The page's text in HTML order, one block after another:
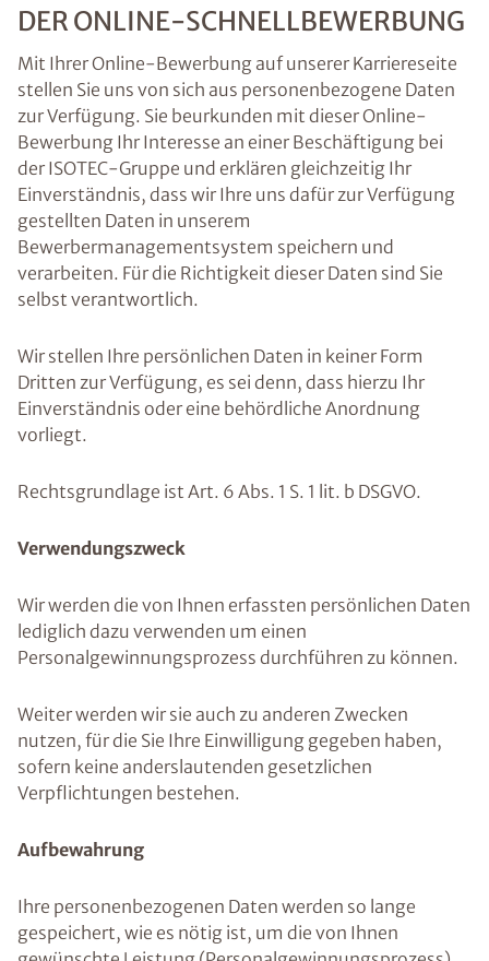
DER ONLINE-SCHNELLBEWERBUNG
Mit Ihrer Online-Bewerbung auf unserer Karriereseite
stellen Sie uns von sich aus personenbezogene Daten
zur Verfügung. Sie beurkunden mit dieser Online-
Bewerbung Ihr Interesse an einer Beschäftigung bei
der ISOTEC-Gruppe und erklären gleichzeitig Ihr
Einverständnis, dass wir Ihre uns dafür zur Verfügung
gestellten Daten in unserem
Bewerbermanagementsystem speichern und
verarbeiten. Für die Richtigkeit dieser Daten sind Sie
selbst verantwortlich.
Wir stellen Ihre persönlichen Daten in keiner Form
Dritten zur Verfügung, es sei denn, dass hierzu Ihr
Einverständnis oder eine behördliche Anordnung
vorliegt.
Rechtsgrundlage ist Art. 6 Abs. 1 S. 1 lit. b DSGVO.
Verwendungszweck
Wir werden die von Ihnen erfassten persönlichen Daten
lediglich dazu verwenden um einen
Personalgewinnungsprozess durchführen zu können.
Weiter werden wir sie auch zu anderen Zwecken
nutzen, für die Sie Ihre Einwilligung gegeben haben,
sofern keine anderslautenden gesetzlichen
Verpflichtungen bestehen.
Aufbewahrung
Ihre personenbezogenen Daten werden so lange
gespeichert, wie es nötig ist, um die von Ihnen